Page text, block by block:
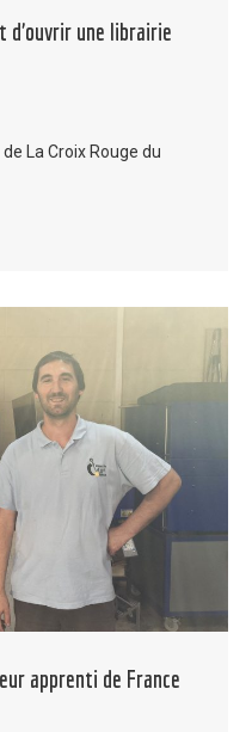
d’ouvrir une librairie
La Croix Rouge du
apprenti de France